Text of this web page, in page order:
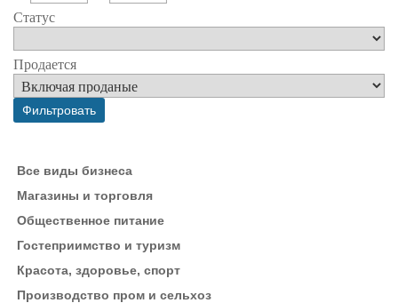
Статус
Продается
Все виды бизнеса
Магазины и торговля
Общественное питание
Гостеприимство и туризм
Красота, здоровье, спорт
Производство пром и сельхоз